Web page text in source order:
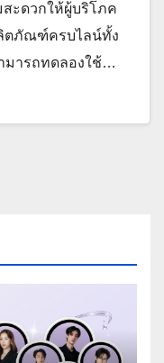
ะดวกให้ผู้บริโภค
ตภัณฑ์ครบไลน์ทั้ง
มารถทดลองใช้…